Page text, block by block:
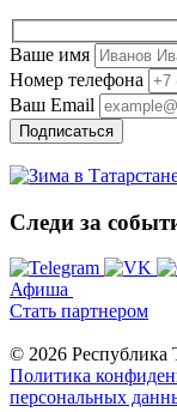
Ваше имя
Номер телефона
Ваш Email
Подписаться
Следи за
Афиша
Стать партнером
© 2026 Республика
Политика
персональных